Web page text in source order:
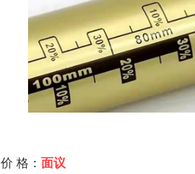
价 格： 面议